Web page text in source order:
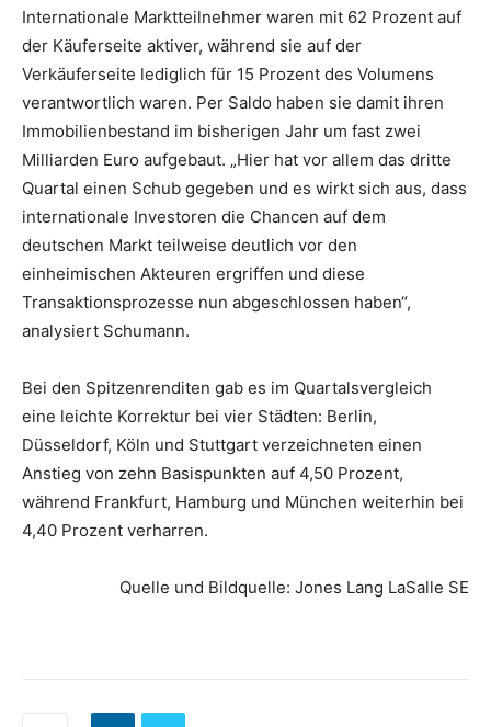
Internationale Marktteilnehmer waren mit 62 Prozent auf
der Käuferseite aktiver, während sie auf der
Verkäuferseite lediglich für 15 Prozent des Volumens
verantwortlich waren. Per Saldo haben sie damit ihren
Immobilienbestand im bisherigen Jahr um fast zwei
Milliarden Euro aufgebaut. „Hier hat vor allem das dritte
Quartal einen Schub gegeben und es wirkt sich aus, dass
internationale Investoren die Chancen auf dem
deutschen Markt teilweise deutlich vor den
einheimischen Akteuren ergriffen und diese
Transaktionsprozesse nun abgeschlossen haben“,
analysiert Schumann.
Bei den Spitzenrenditen gab es im Quartalsvergleich
eine leichte Korrektur bei vier Städten: Berlin,
Düsseldorf, Köln und Stuttgart verzeichneten einen
Anstieg von zehn Basispunkten auf 4,50 Prozent,
während Frankfurt, Hamburg und München weiterhin bei
4,40 Prozent verharren.
Quelle und Bildquelle: Jones Lang LaSalle SE